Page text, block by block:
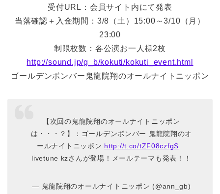
受付URL：会員サイト内にて発表
当落確認＋入金期間：3/8（土）15:00～3/10（月）
23:00
制限枚数：各公演お一人様2枚
http://sound.jp/g_b/kokuti/kokuti_event.html
ゴールデンボンバー鬼龍院翔のオールナイトニッポン
【次回の鬼龍院翔のオールナイトニッポン
は・・・？】：ゴールデンボンバー 鬼龍院翔のオ
ールナイトニッポン http://t.co/tZF08czfgS
livetune kzさんが登場！メールテーマも発表！！
— 鬼龍院翔のオールナイトニッポン (@ann_gb)